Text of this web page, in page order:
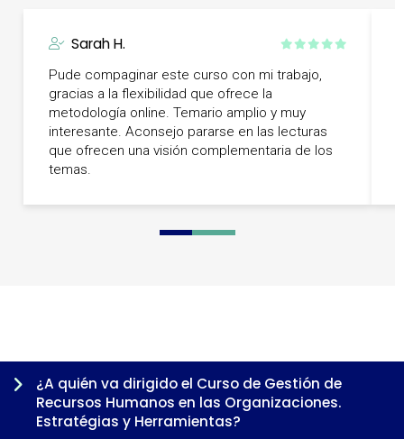
Sarah H.
Pude compaginar este curso con mi trabajo,
gracias a la flexibilidad que ofrece la
metodología online. Temario amplio y muy
interesante. Aconsejo pararse en las lecturas
que ofrecen una visión complementaria de los
temas.
0 1 2 3 4
¿A quién va dirigido el Curso de Gestión de
Recursos Humanos en las Organizaciones.
Estratégias y Herramientas?